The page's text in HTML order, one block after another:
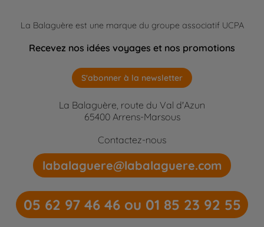
La Balaguère est une marque du groupe associatif UCPA
Recevez nos idées voyages et nos promotions
S'abonner à la newsletter
La Balaguère, route du Val d'Azun
65400 Arrens-Marsous
Contactez-nous
labalaguere@labalaguere.com
05 62 97 46 46 ou 01 85 23 92 55